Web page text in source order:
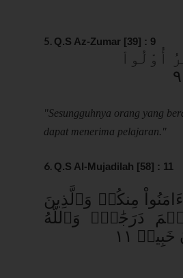
5. Q.S Az-Zumar [39] : 9
أُوْلُواْ
"Sesungguhnya orang yang
dapat menerima pelajaran."
6. Q.S Al-Mujadilah [58] : 11
مِنكُمۡ وَٱلَّذِينَ
دَرَجَٰتٖۚ وَٱللَّهُ
١١